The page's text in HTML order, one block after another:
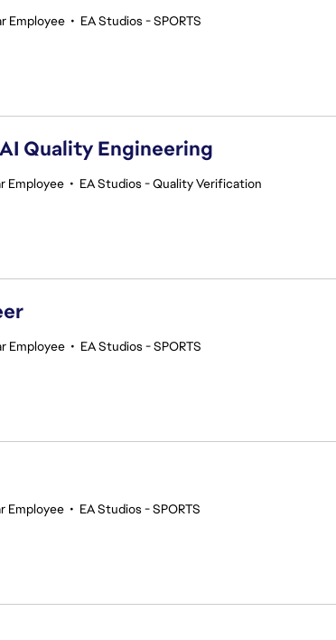
Employee • EA Studios - SPORTS
Quality Engineering
Employee • EA Studios - Quality Verification
Employee • EA Studios - SPORTS
Employee • EA Studios - SPORTS